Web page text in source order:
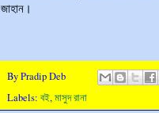
জাহান।
ByPradip Deb
Labels: বই,মাসুদ রানা